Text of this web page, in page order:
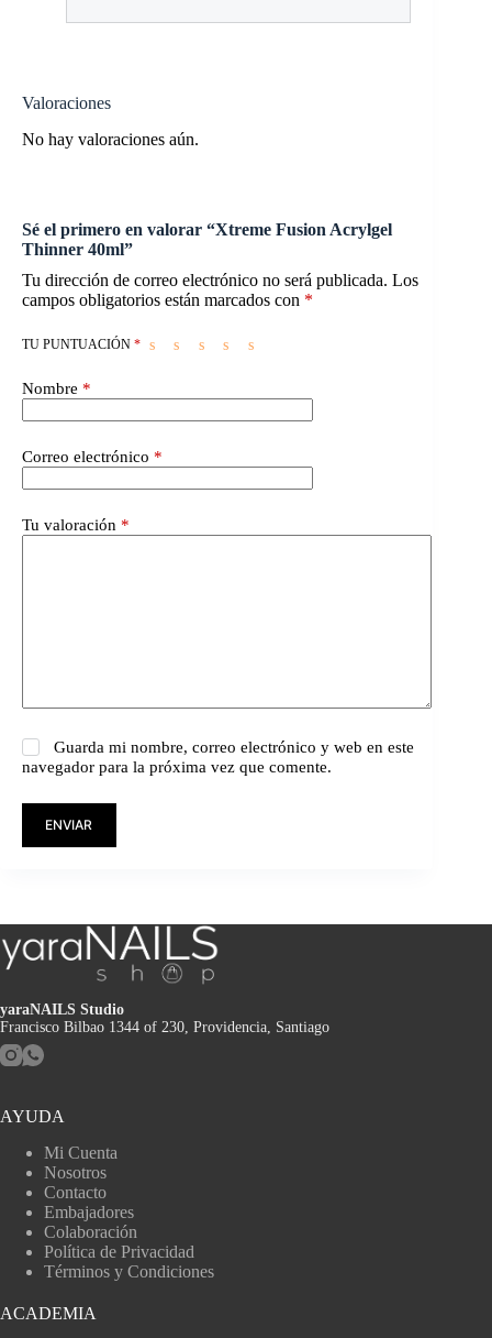
Valoraciones
No hay valoraciones aún.
Sé el primero en valorar “Xtreme Fusion Acrylgel
Thinner 40ml”
Tu dirección de correo electrónico no será publicada. Los
campos obligatorios están marcados con *
TU PUNTUACIÓN *
Nombre *
Correo electrónico *
Tu valoración *
Guarda mi nombre, correo electrónico y web en este
navegador para la próxima vez que comente.
ENVIAR
yaraNAILS Studio
Francisco Bilbao 1344 of 230, Providencia, Santiago
AYUDA
Mi Cuenta
Nosotros
Contacto
Embajadores
Colaboración
Política de Privacidad
Términos y Condiciones
ACADEMIA